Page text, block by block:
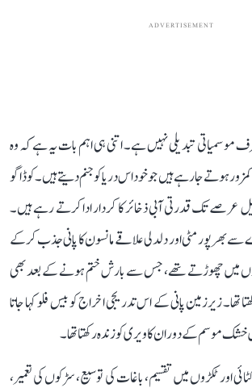
ADVERTISEMENT
موسمیاتی تبدیلی نہیں ہے۔ اتنی ہی اہم بات یہ ہے کہ وہ
ہوتے جا رہے ہیں جو خود اس دریا کو جنم دیتے ہیں۔ کوڈاگو
عرصے تک قدرتی آبی ذخائر کا کردار ادا کرتے رہے ہیں۔
سے بھرپور مٹی اور دلدلی علاقے مانسون کا پانی جذب کر کے
میں چھوڑتے تھے، جس سے بارش ختم ہونے کے بعد بھی
تھا۔ زیرزمین پانی کے اس تدریجی اخراج کو بیس فلو کہا جاتا
موسم کے دوران کاویری کو زندہ رکھتا تھا۔
اور ٹکڑوں میں تقسیم، باغات کی توسیع، سڑکوں کی تعمیر،